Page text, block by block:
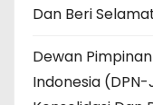
Dan Beri
Dewan
Indonesia